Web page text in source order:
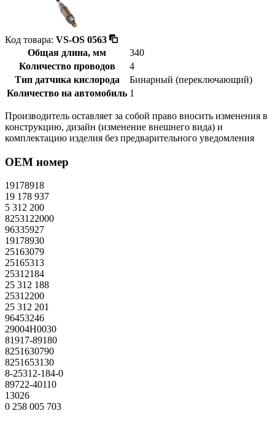
Код товара: VS-OS 0563
Общая длина, мм
340
Количество проводов
4
Тип датчика кислорода
Бинарный (переключающий)
Количество на автомобиль 1
Производитель оставляет за собой право вносить изменения в
конструкцию, дизайн (изменение внешнего вида) и
комплектацию изделия без предварительного уведомления
OEM номер
19178918
19 178 937
5 312 200
8253122000
96335927
19178930
25163079
25165313
25312184
25 312 188
25312200
25 312 201
96453246
29004H0030
81917-89180
8251630790
8251653130
8-25312-184-0
89722-40110
13026
0 258 005 703